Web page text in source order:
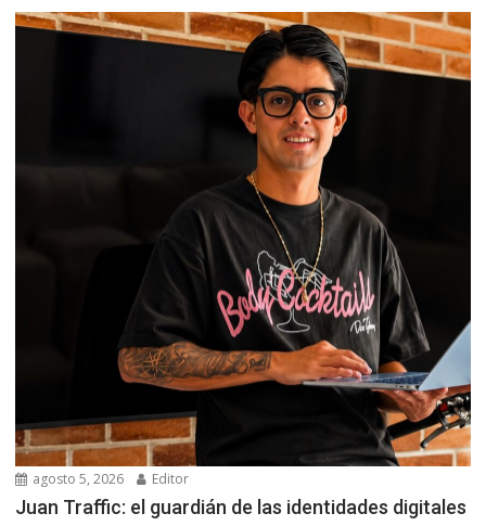
agosto 5, 2026 Editor
Juan Traffic: el guardián de las identidades digitales